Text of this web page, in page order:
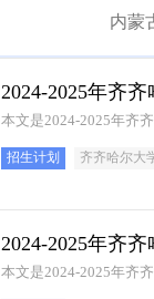
内蒙
2024-2025年齐
本文是2024-2025年齐
招生计划 齐齐哈尔大
2024-2025年齐
本文是2024-2025年齐